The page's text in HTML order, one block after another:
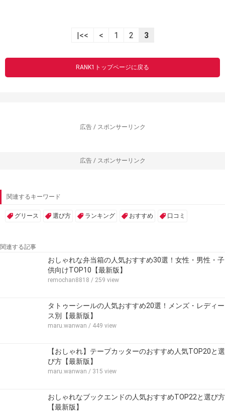
|<< < 1 2 3
RANK1トップページに戻る
広告 / スポンサーリンク
広告 / スポンサーリンク
関連するキーワード
グリース 選び方 ランキング おすすめ 口コミ
関連する記事
おしゃれな弁当箱の人気おすすめ30選！女性・男性・子
供向けTOP10【最新版】
remochan8818 / 259 view
タトゥーシールの人気おすすめ20選！メンズ・レディー
ス別【最新版】
maru.wanwan / 449 view
【おしゃれ】テープカッターのおすすめ人気TOP20と選
び方【最新版】
maru.wanwan / 315 view
おしゃれなブックエンドの人気おすすめTOP22と選び方
【最新版】